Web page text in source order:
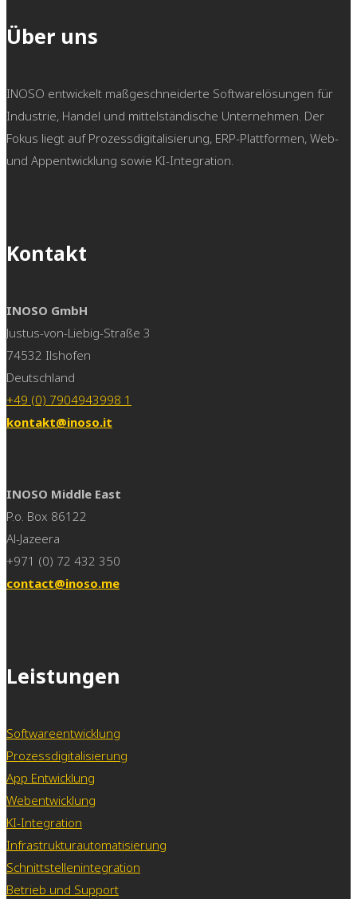
Über uns
INOSO entwickelt maßgeschneiderte Softwarelösungen für
Industrie, Handel und mittelständische Unternehmen. Der
Fokus liegt auf Prozessdigitalisierung, ERP-Plattformen, Web-
und Appentwicklung sowie KI-Integration.
Kontakt
INOSO GmbH
Justus-von-Liebig-Straße 3
74532 Ilshofen
Deutschland
+49 (0) 7904943998 1
kontakt@inoso.it
INOSO Middle East
P.o. Box 86122
Al-Jazeera
+971 (0) 72 432 350
contact@inoso.me
Leistungen
Softwareentwicklung
Prozessdigitalisierung
App Entwicklung
Webentwicklung
KI-Integration
Infrastrukturautomatisierung
Schnittstellenintegration
Betrieb und Support